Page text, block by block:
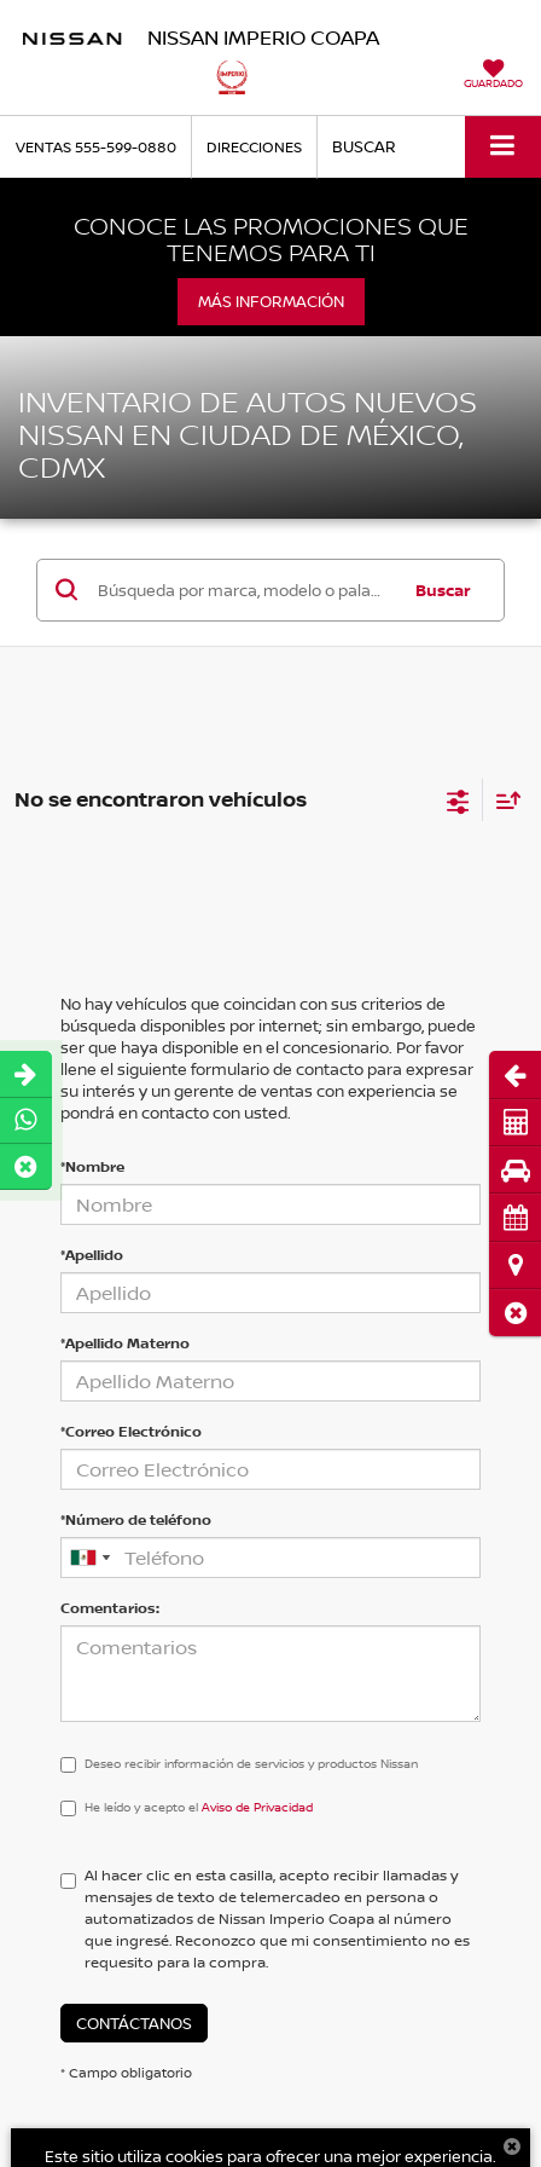
NISSAN IMPERIO COAPA
GUARDADO
VENTAS555-599-0880 DIRECCIONES BUSCAR
CONOCE LAS PROMOCIONES QUE
TENEMOS PARA TI
MÁS INFORMACIÓN
INVENTARIO DE AUTOS NUEVOS
NISSAN EN CIUDAD DE MÉXICO,
CDMX
Buscar
No se encontraron vehículos
No hay vehículos que coincidan con sus criterios de
búsqueda disponibles por internet; sin embargo, puede
ser que haya disponible en el concesionario. Por favor
llene el siguiente formulario de contacto para expresar
su interés y un gerente de ventas con experiencia se
pondrá en contacto con usted.
*Nombre
*Apellido
*Apellido Materno
*Correo Electrónico
*Número de teléfono
Comentarios:
Deseo recibir información de servicios y productos Nissan
He
acepto
href='/privacy.aspx'
target='_blank'>Aviso
He leído y acepto el Aviso de Privacidad
Al hacer clic en esta casilla, acepto recibir llamadas y
mensajes de texto de telemercadeo en persona o
automatizados de Nissan Imperio Coapa al número
que ingresé. Reconozco que mi consentimiento no es
requesito para la compra.
CONTÁCTANOS
* Campo obligatorio
Este sitio utiliza cookies para ofrecer una mejor experiencia.